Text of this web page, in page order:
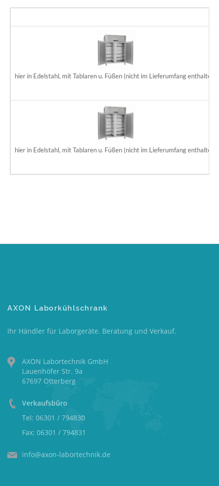
hier in Edelstahl, mit Tablaren u. Füßen (nicht im Lieferumfang enthalten)
hier in Edelstahl, mit Tablaren u. Füßen (nicht im Lieferumfang enthalten)
AXON Laborkühlschrank
Ihr Händler für Laborgeräte. Beratung und Verkauf.
AXON Labortechnik GmbH
Lauenhöfer Str. 9a
67697 Otterberg
Verkaufsbüro
Tel: 06301 / 794830
Fax: 06301 / 794831
info@axon-labortechnik.de